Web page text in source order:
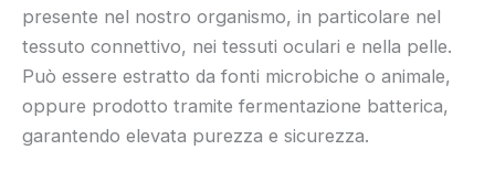
presente nel nostro organismo, in particolare nel
tessuto connettivo, nei tessuti oculari e nella pelle.
Può essere estratto da fonti microbiche o animale,
oppure prodotto tramite fermentazione batterica,
garantendo elevata purezza e sicurezza.